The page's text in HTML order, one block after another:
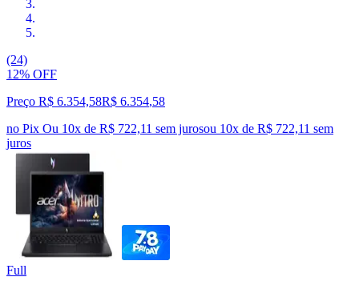
(24)
12% OFF
Preço R$ 6.354,58R$ 6.354,58
no Pix Ou 10x de R$ 722,11 sem jurosou 10x de R$ 722,11 sem
juros
Full